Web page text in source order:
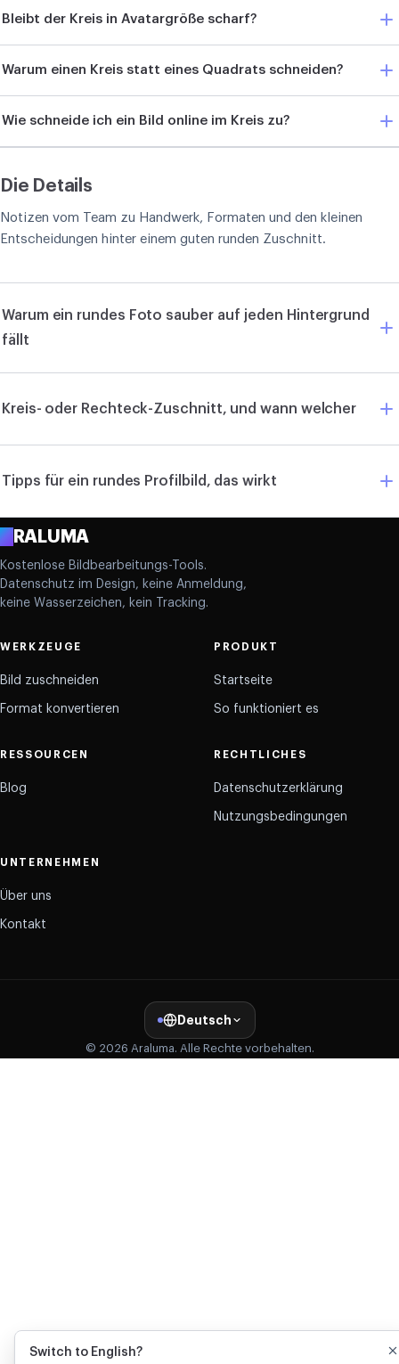
Bleibt der Kreis in Avatargröße scharf?
Warum einen Kreis statt eines Quadrats schneiden?
Wie schneide ich ein Bild online im Kreis zu?
Die Details
Notizen vom Team zu Handwerk, Formaten und den kleinen
Entscheidungen hinter einem guten runden Zuschnitt.
Warum ein rundes Foto sauber auf jeden Hintergrund
fällt
Kreis- oder Rechteck-Zuschnitt, und wann welcher
Tipps für ein rundes Profilbild, das wirkt
ARALUMA
Kostenlose Bildbearbeitungs-Tools.
Datenschutz im Design, keine Anmeldung,
keine Wasserzeichen, kein Tracking.
WERKZEUGE
Bild zuschneiden
Format konvertieren
PRODUKT
Startseite
So funktioniert es
RESSOURCEN
Blog
RECHTLICHES
Datenschutzerklärung
Nutzungsbedingungen
UNTERNEHMEN
Über uns
Kontakt
Deutsch
© 2026 Araluma. Alle Rechte vorbehalten.
Switch to English?